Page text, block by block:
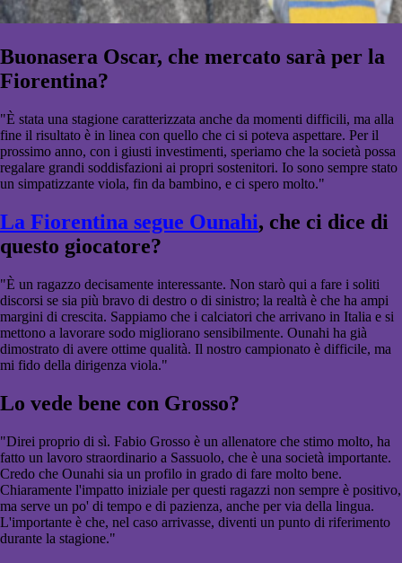
Buonasera Oscar, che mercato sarà per la
Fiorentina?
"È stata una stagione caratterizzata anche da momenti difficili, ma alla
fine il risultato è in linea con quello che ci si poteva aspettare. Per il
prossimo anno, con i giusti investimenti, speriamo che la società possa
regalare grandi soddisfazioni ai propri sostenitori. Io sono sempre stato
un simpatizzante viola, fin da bambino, e ci spero molto."
La Fiorentina segue Ounahi, che ci dice di
questo giocatore?
"È un ragazzo decisamente interessante. Non starò qui a fare i soliti
discorsi se sia più bravo di destro o di sinistro; la realtà è che ha ampi
margini di crescita. Sappiamo che i calciatori che arrivano in Italia e si
mettono a lavorare sodo migliorano sensibilmente. Ounahi ha già
dimostrato di avere ottime qualità. Il nostro campionato è difficile, ma
mi fido della dirigenza viola."
Lo vede bene con Grosso?
"Direi proprio di sì. Fabio Grosso è un allenatore che stimo molto, ha
fatto un lavoro straordinario a Sassuolo, che è una società importante.
Credo che Ounahi sia un profilo in grado di fare molto bene.
Chiaramente l'impatto iniziale per questi ragazzi non sempre è positivo,
ma serve un po' di tempo e di pazienza, anche per via della lingua.
L'importante è che, nel caso arrivasse, diventi un punto di riferimento
durante la stagione."